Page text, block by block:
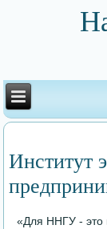
Институт
«Для ННГУ - это